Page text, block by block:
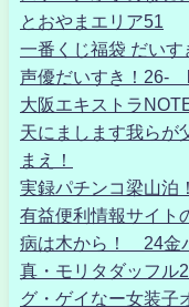
とおやまエリア51
一番くじ福袋 だいす
声優だいすき！26-
大阪エキストラ
天にまします我らが
まえ！
実録パチンコ梁山泊
有益便利情報サイト
病は木から！ 24金
真・モリタダッフル
グ・ゲイなー女装子